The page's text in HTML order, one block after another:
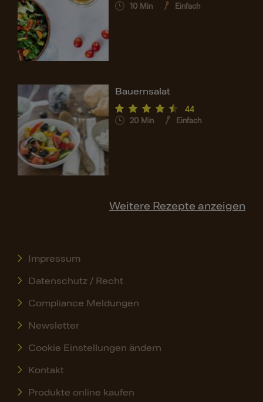
10 Min Einfach
Bauernsalat
44
20 Min Einfach
Weitere Rezepte anzeigen
Impressum
Datenschutz / Recht
Compliance Meldungen
Newsletter
Cookie Einstellungen ändern
Kontakt
Produkte online kaufen